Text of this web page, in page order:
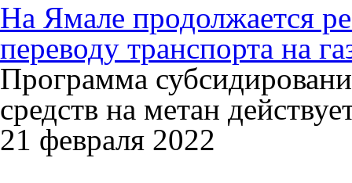
На Ямале продолжается
переводу транспорта на
Программа
средств на метан
21 февраля 2022